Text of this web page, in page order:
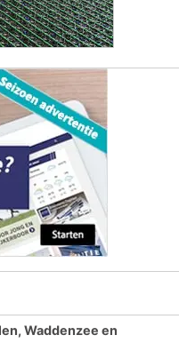
Waddenzee en